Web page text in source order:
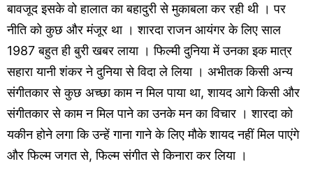
बावजूद इसके वो हालात का बहादुरी से मुकाबला कर रही थी । पर
नीति को कुछ और मंजूर था । शारदा राजन आयंगर के लिए साल
1987 बहुत ही बुरी खबर लाया । फिल्मी दुनिया में उनका इक मात्र
सहारा यानी शंकर ने दुनिया से विदा ले लिया । अभीतक किसी अन्य
संगीतकार से कुछ अच्छा काम न मिल पाया था, शायद आगे किसी और
संगीतकार से काम न मिल पाने का उनके मन का विचार । शारदा को
यकीन होने लगा कि उन्हें गाना गाने के लिए मौके शायद नहीं मिल पाएंगे
और फिल्म जगत से, फिल्म संगीत से किनारा कर लिया ।